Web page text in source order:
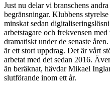
Just nu delar vi branschens
begränsningar. Klubbens
minskat sedan
arbetstagare och frekvensen
dramatiskt under de senaste
är ett stort uppdrag. Det är vårt
arbetat med det sedan 2016.
än beräknat, hävdar Mikael
slutförande inom ett år.